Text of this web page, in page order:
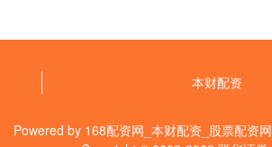
本财配资
Powered by 168配资网_本财配资_股票配资网